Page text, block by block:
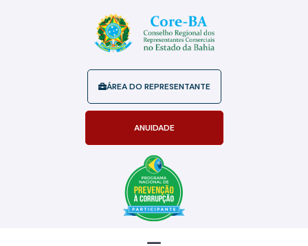
ÁREA DO REPRESENTANTE
ANUIDADE